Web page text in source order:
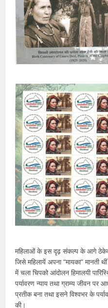
महिलाओं के इस दृढ़ संकल्प के आगे
जिसे महिलायें अपना “मायका” मानती
में चला चिपको आंदोलन हिमालयी
पर्यावरण न्याय तथा ग्राम्य जीवन
प्रतीक बना तथा इसने विश्वभर के
की।